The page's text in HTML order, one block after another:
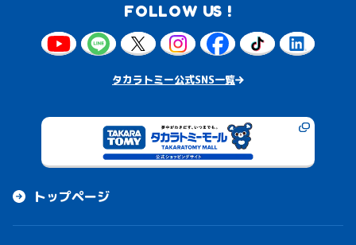
FOLLOW US !
タカラトミー公式SNS一覧
トップページ